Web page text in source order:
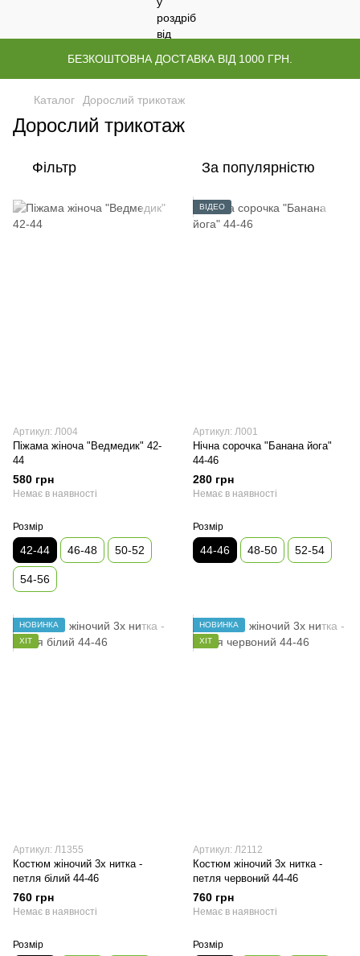
БЕЗКОШТОВНА ДОСТАВКА ВІД 1000 ГРН.
Каталог Дорослий трикотаж
Дорослий трикотаж
Фільтр За популярністю
Артикул: Л004
Піжама жіноча "Ведмедик" 42-
44
580 грн
Немає в наявності
Розмір
42-44 46-48 50-52
54-56
ВІДЕО
Артикул: Л001
Нічна сорочка "Банана йога"
44-46
280 грн
Немає в наявності
Розмір
44-46 48-50 52-54
НОВИНКА
ХІТ
Артикул: Л1355
Костюм жіночий 3х нитка -
петля білий 44-46
760 грн
Немає в наявності
Розмір
НОВИНКА
ХІТ
Артикул: Л2112
Костюм жіночий 3х нитка -
петля червоний 44-46
760 грн
Немає в наявності
Розмір